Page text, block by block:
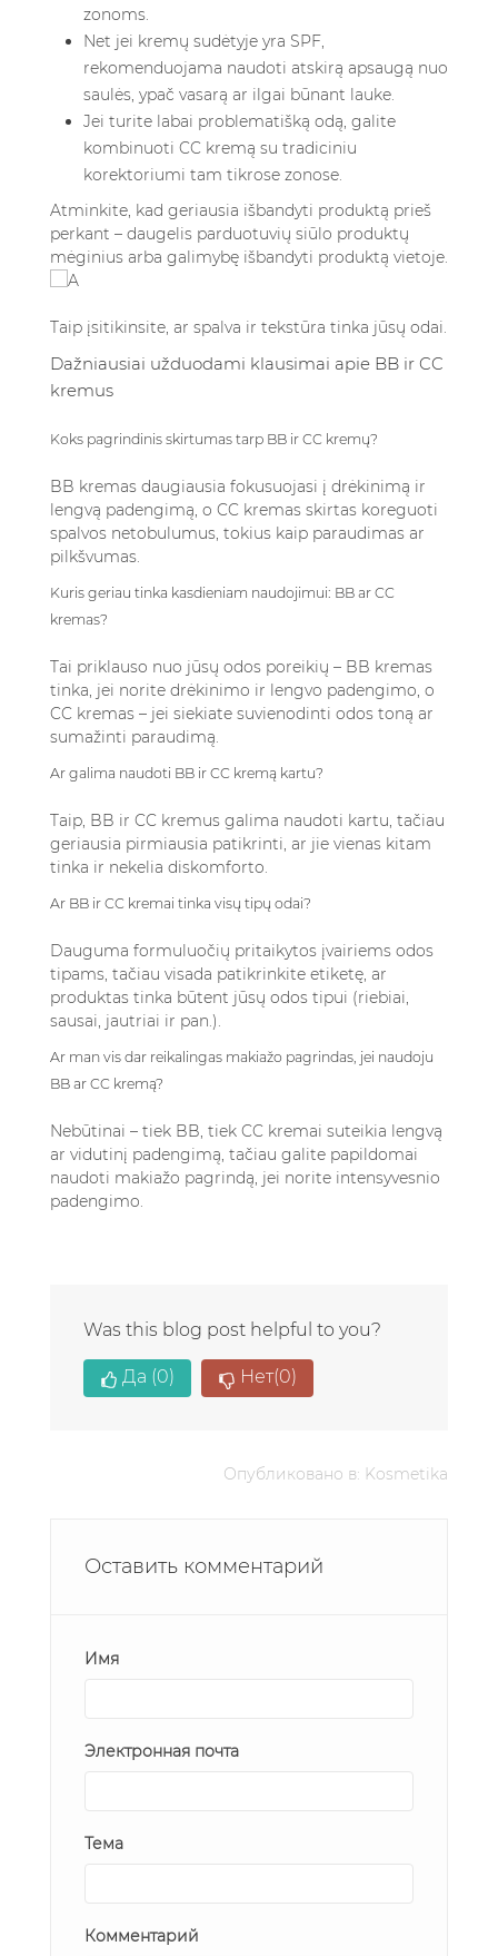
zonoms.
Net jei kremų sudėtyje yra SPF,
rekomenduojama naudoti atskirą apsaugą nuo
saulės, ypač vasarą ar ilgai būnant lauke.
Jei turite labai problematišką odą, galite
kombinuoti CC kremą su tradiciniu
korektoriumi tam tikrose zonose.
Atminkite, kad geriausia išbandyti produktą prieš
perkant – daugelis parduotuvių siūlo produktų
mėginius arba galimybę išbandyti produktą vietoje.
Taip įsitikinsite, ar spalva ir tekstūra tinka jūsų odai.
Dažniausiai užduodami klausimai apie BB ir CC
kremus
Koks pagrindinis skirtumas tarp BB ir CC kremų?
BB kremas daugiausia fokusuojasi į drėkinimą ir
lengvą padengimą, o CC kremas skirtas koreguoti
spalvos netobulumus, tokius kaip paraudimas ar
pilkšvumas.
Kuris geriau tinka kasdieniam naudojimui: BB ar CC
kremas?
Tai priklauso nuo jūsų odos poreikių – BB kremas
tinka, jei norite drėkinimo ir lengvo padengimo, o
CC kremas – jei siekiate suvienodinti odos toną ar
sumažinti paraudimą.
Ar galima naudoti BB ir CC kremą kartu?
Taip, BB ir CC kremus galima naudoti kartu, tačiau
geriausia pirmiausia patikrinti, ar jie vienas kitam
tinka ir nekelia diskomforto.
Ar BB ir CC kremai tinka visų tipų odai?
Dauguma formuluočių pritaikytos įvairiems odos
tipams, tačiau visada patikrinkite etiketę, ar
produktas tinka būtent jūsų odos tipui (riebiai,
sausai, jautriai ir pan.).
Ar man vis dar reikalingas makiažo pagrindas, jei naudoju
BB ar CC kremą?
Nebūtinai – tiek BB, tiek CC kremai suteikia lengvą
ar vidutinį padengimą, tačiau galite papildomai
naudoti makiažo pagrindą, jei norite intensyvesnio
padengimo.
Was this blog post helpful to you?
Да (0) Нет(0)
Опубликовано в: Kosmetika
Оставить комментарий
Имя
Электронная почта
Тема
Комментарий